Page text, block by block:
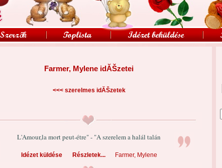
Farmer, Mylene idĂŠzetei
<<< szerelmes idĂŠzetek
L'Amour,la mort peut-étre" - "A szerelem a halál talán
Idézet küldése Részletek... Farmer, Mylene